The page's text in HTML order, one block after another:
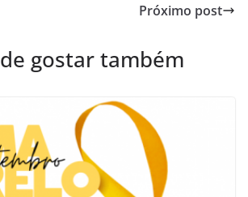
Próximo post
gostar também